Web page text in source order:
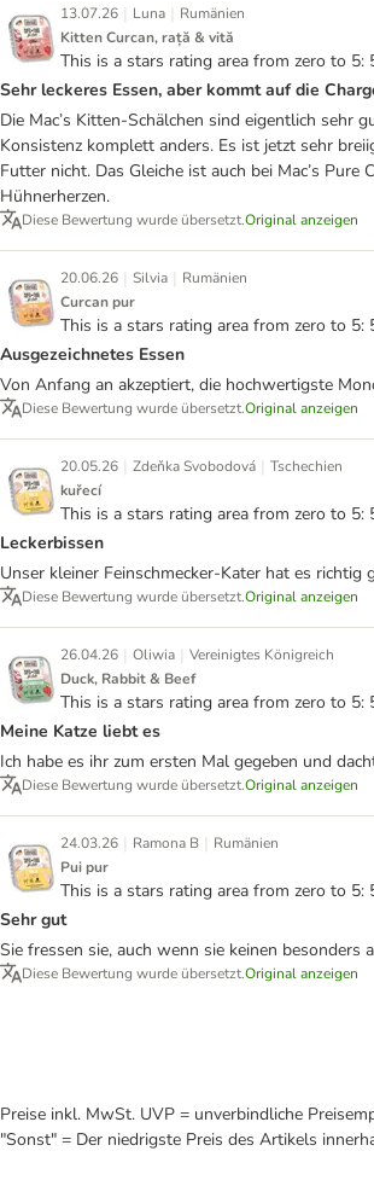
13.07.26 | Luna | Rumänien
Kitten Curcan, rață & vită
This is a stars rating area from zero to 5:
Sehr leckeres Essen, aber kommt auf die
Die Mac’s Kitten-Schälchen sind eigentlich
Konsistenz komplett anders. Es ist jetzt sehr
Futter nicht. Das Gleiche ist auch bei Mac’s
Hühnerherzen.
Diese Bewertung wurde übersetzt.Original anzeigen
20.06.26 | Silvia | Rumänien
Curcan pur
This is a stars rating area from zero to 5:
Ausgezeichnetes Essen
Von Anfang an akzeptiert, die hochwertigste
Diese Bewertung wurde übersetzt.Original anzeigen
20.05.26 | Zdeňka Svobodová | Tschechien
kuřecí
This is a stars rating area from zero to 5:
Leckerbissen
Unser kleiner Feinschmecker-Kater hat es
Diese Bewertung wurde übersetzt.Original anzeigen
26.04.26 | Oliwia | Vereinigtes Königreich
Duck, Rabbit & Beef
This is a stars rating area from zero to 5:
Meine Katze liebt es
Ich habe es ihr zum ersten Mal gegeben und
Diese Bewertung wurde übersetzt.Original anzeigen
24.03.26 | Ramona B | Rumänien
Pui pur
This is a stars rating area from zero to 5:
Sehr gut
Sie fressen sie, auch wenn sie keinen besonders
Diese Bewertung wurde übersetzt.Original anzeigen
Preise inkl. MwSt. UVP = unverbindliche
"Sonst" = Der niedrigste Preis des Artikels